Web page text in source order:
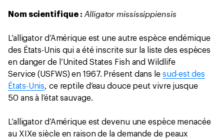
Nom scientifique :Alligator mississippiensis
L’alligator d’Amérique est une autre espèce endémique
des États-Unis qui a été inscrite sur la liste des espèces
en danger de l’United States Fish and Wildlife
Service (USFWS) en 1967. Présent dans le sud-est des
États-Unis, ce reptile d’eau douce peut vivre jusque
50 ans à l’état sauvage.
L’alligator d’Amérique est devenu une espèce menacée
au XIXe siècle en raison de la demande de peaux